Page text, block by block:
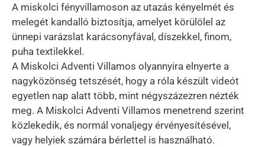
A miskolci fényvillamoson az utazás kényelmét és
melegét kandalló biztosítja, amelyet körülölel az
ünnepi varázslat karácsonyfával, díszekkel, finom,
puha textilekkel.
A Miskolci Adventi Villamos olyannyira elnyerte a
nagyközönség tetszését, hogy a róla készült videót
egyetlen nap alatt több, mint négyszázezren nézték
meg. A Miskolci Adventi Villamos menetrend szerint
közlekedik, és normál vonaljegy érvényesítésével,
vagy helyiek számára bérlettel is használható.